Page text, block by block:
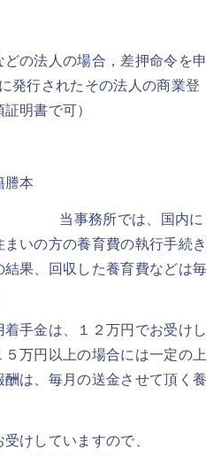
書
の法人の場合，差押命令を申
発行されたその法人の商業登
明書で可）
本
本
所では、国内に
いの方の養育費の執行手続き
果、回収した養育費などは毎
手金は、１２万円でお受けし
万円以上の場合には一定の上
は、毎月の送金させて頂く養
けしていますので、